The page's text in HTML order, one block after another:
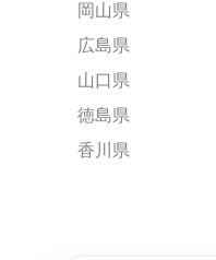
岡山県
広島県
山口県
徳島県
香川県